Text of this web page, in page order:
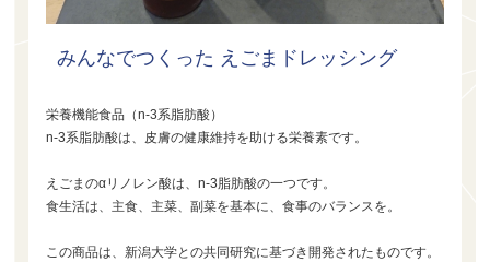
みんなでつくった えごまドレッシング
栄養機能食品（n-3系脂肪酸）
n-3系脂肪酸は、皮膚の健康維持を助ける栄養素です。
えごまのαリノレン酸は、n-3脂肪酸の一つです。
食生活は、主食、主菜、副菜を基本に、食事のバランスを。
この商品は、新潟大学との共同研究に基づき開発されたものです。